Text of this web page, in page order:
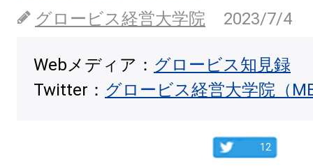
グロービス経営大学院
2023/7/4
Webメディア： グロービス知見録
Twitter： グロービス経営大学院（
12